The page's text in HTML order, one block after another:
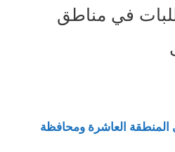
في مناطق
العاشرة ومحافظة